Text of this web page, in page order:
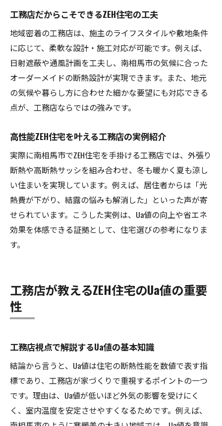
Ua値で見る南相馬市のZEH住宅の実力
工務店が解説する南相馬市のUa値基準
Ua値で比較するZEH住宅の性能と実例
工務店の視点で見るUa値の活用方法
南相馬市でUa値の高いZEH住宅に住む魅力
工務店が提案するUa値重視の家づくり
ZEH住宅のUa値が暮らしに与える影響
工務店の断熱技術で実現する快適な住まい
南相馬市で進化する断熱工法の最前線
工務店選びで分かる断熱技術の違い
断熱性能を支える工務店のこだわり事例
工務店が提案する最新断熱材の特徴
南相馬市で選ばれる工務店の断熱力とは
工務店だからこそできるZEH住宅の工夫
地域密着の工務店は、施主のライフスタイルや敷地条件
に応じて、柔軟な設計・施工対応が可能です。例えば、
日射遮蔽や通風計画を工夫し、南相馬市の気候に合った
オーダーメイドの断熱設計が実現できます。また、地元
の気候や暮らし方に合わせた細かな要望にも対応できる
点が、工務店ならではの強みです。
高性能ZEH住宅を叶える工務店の実例紹介
実際に南相馬市でZEH住宅を手掛ける工務店では、外張り
断熱や高断熱サッシを組み合わせ、冬も暖かく夏も涼し
い住まいを実現しています。例えば、居住者からは「光
熱費が下がり、結露の悩みも解消した」といった声が寄
せられています。こうした実例は、Ua値の向上や省エネ
効果を体感できる証拠として、住宅選びの参考になりま
す。
工務店が教えるZEH住宅のUa値の重要
性
工務店視点で解説するUa値の基本知識
結論から言うと、Ua値は住宅の断熱性能を数値で表す指
標であり、工務店が家づくりで重視するポイントの一つ
です。理由は、Ua値が低いほど外気の影響を受けにく
く、室内温度を安定させやすくなるためです。例えば、